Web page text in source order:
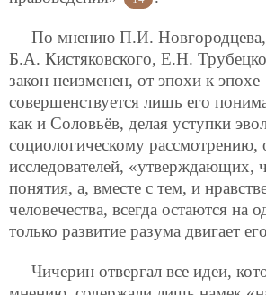
По мнению П.И. Новгородцева,
Б.А. Кистяковского, Е.Н.
закон неизменен, от эпохи к эпохе
совершенствуется лишь его
как и Соловьёв, делая уступки
социологическому рассмотрению,
исследователей, «утверждающих,
понятия, а, вместе с тем, и
человечества, всегда остаются на
только развитие разума двигает
Чичерин отвергал все идеи,